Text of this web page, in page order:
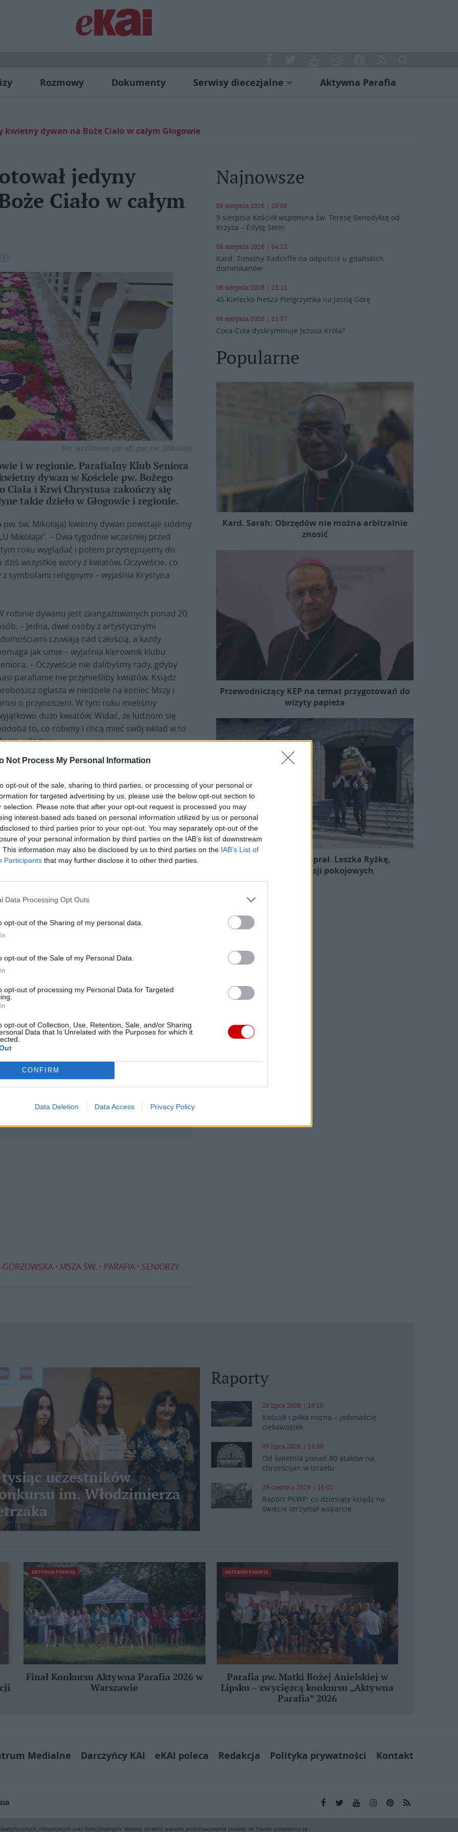
Not Process My Personal Information
opt-out of the sale, sharing to third parties, or processing of your personal or
for targeted advertising by us, please use the below opt-out section to
selection. Please note that after your opt-out request is processed you may
interest-based ads based on personal information utilized by us or personal
to third parties prior to your opt-out. You may separately opt-out of the
of your personal information by third parties on the IAB’s list of downstream
This information may also be disclosed by us to third parties on the IAB’s List of
Participants that may further disclose it to other third parties.
Data Processing Opt Outs
opt-out of the Sharing of my personal data.
opt-out of the Sale of my Personal Data.
opt-out of processing my Personal Data for Targeted
opt-out of Collection, Use, Retention, Sale, and/or Sharing
Data that Is Unrelated with the Purposes for which it
CONFIRM
Data Deletion Data Access Privacy Policy
Rozmowy Dokumenty Serwisy diecezjalne Aktywna Parafia
dywan na Boże Ciało w całym Głogowie
jedyny
Ciało w całym
Fot. Archiwum parafii pw. św. Mikołaja
i w regionie. Parafialny Klub Seniora
dywan w Kościele pw. Bożego
Ciała i Krwi Chrystusa zakończy się
takie dzieło w Głogowie i regionie.
pw. św. Mikołaja) kwietny dywan powstaje siódmy
Mikołaja”. – Dwa tygodnie wcześniej przed
roku wyglądać i potem przystępujemy do
wszystkie wzory z kwiatów. Oczywiście, co
symbolami religijnymi – wyjaśnia Krystyna
robinie dywanu jest zaangażowanych ponad 20
– Jedna, dwie osoby z artystycznymi
czuwają nad całością, a każdy
jak umie – wyjaśnia kierownik klubu
– Oczywiście nie dalibyśmy rady, gdyby
parafianie nie przynieśliby kwiatów. Ksiądz
ogłasza w niedziele na koniec Mszy i
o przynoszeni. W tym roku mieliśmy
dużo kwiatów. Widać, że ludziom się
to, co robimy i chcą mieć swój wkład w to
– dodaje.
ojców redemptorystów z Kościoła pw. św.
Msza św. – Robimy to wszystko z miłości do
jest pod wezwaniem Bożego Ciała, a to
aż do zmierzchu.
proboszczem jest ks. Stanisław Brasse, działa
Mamy zajęcia artystyczne i kulinarne, ale też
– wyjaśnia kierowniczka. – Przede
w organizacji odpustu i dożynek, czy niedawno po
tu dla Ciebie!
z życia Kościoła w Polsce i na świecie.
będzie coraz trudniejsze.
za pośrednictwem serwisu Patronite.
Więcej informacji znajdziesz
GORZOWSKA MSZA ŚW. PARAFIA SENIORZY
Najnowsze
09 sierpnia 2026 | 10:06
9 sierpnia Kościół wspomina św. Teresę Benedyktę od
Krzyża – Edytę Stein
09 sierpnia 2026 | 04:22
Kard. Timothy Radcliffe na odpuście u gdańskich
dominikanów
08 sierpnia 2026 | 21:11
45 Kielecka Piesza Pielgrzymka na Jasną Górę
08 sierpnia 2026 | 21:07
Coca-Cola dyskryminuje Jezusa Króla?
Popularne
Kard. Sarah: Obrzędów nie można arbitralnie
znosić
Przewodniczący KEP na temat przygotowań do
wizyty papieża
Pożegnano śp. ks. prał. Leszka Ryżkę,
uczestnika misji pokojowych
uczestników
im. Włodzimierza
Raporty
20 lipca 2026 | 19:10
Kościół i piłka nożna – jedenaście
ciekawostek
09 lipca 2026 | 14:00
Od kwietnia ponad 80 ataków na
chrześcijan w Izraelu
29 czerwca 2026 | 16:01
Raport PKWP: co dziesiąty ksiądz na
świecie otrzymał wsparcie
AKTYWNA PARAFIA
Finał Konkursu Aktywna Parafia 2026 w
Warszawie
AKTYWNA PARAFIA
Parafia pw. Matki Bożej Anielskiej w
Lipsku – zwycięzcą konkursu „Aktywna
Parafia” 2026
Medialne Darczyńcy KAI eKAI poleca Redakcja Polityka prywatności Kontakt
reklamowych oraz funkcjonalnych. Możesz określić warunki przechowywania cookies na Twoim urządzeniu za